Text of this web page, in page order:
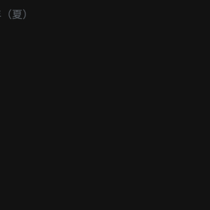
夏）